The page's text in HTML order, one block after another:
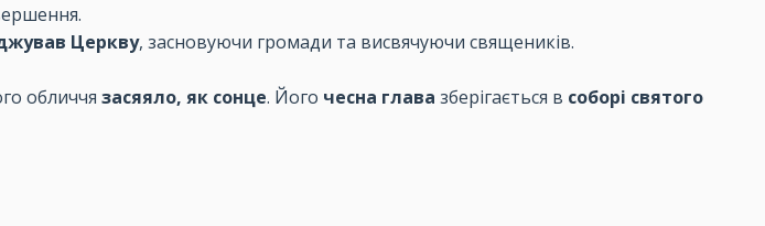
Церкву, засновуючи громади та висвячуючи священиків.
обличчя засяяло, як сонце. Його чесна глава зберігається в соборі святого